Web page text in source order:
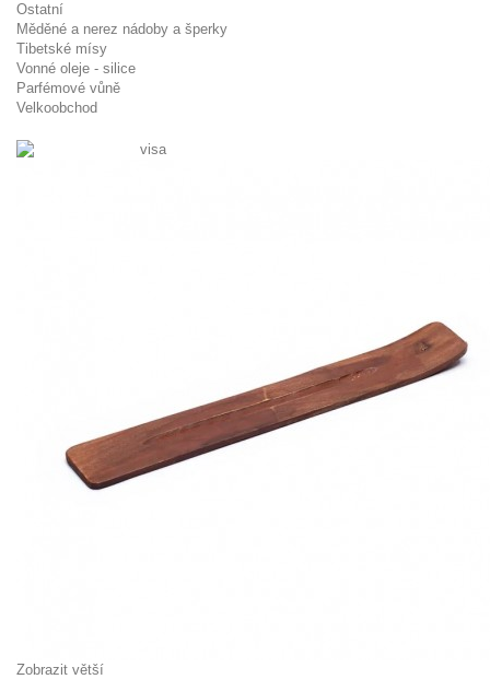
Ostatní
Měděné a nerez nádoby a šperky
Tibetské mísy
Vonné oleje - silice
Parfémové vůně
Velkoobchod
Zobrazit větší